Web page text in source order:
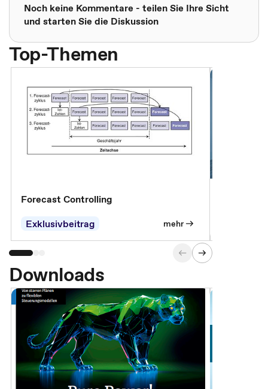
Noch keine Kommentare - teilen Sie Ihre Sicht
und starten Sie die Diskussion
Top-Themen
Forecast Controlling
Exklusivbeitrag
mehr
Downloads